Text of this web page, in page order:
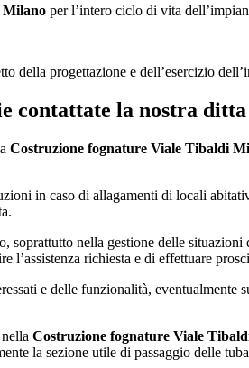
Milano per l’intero ciclo di vita
della progettazione e dell’esercizio
la nostra
Costruzione fognature Viale Tibaldi
in caso di allagamenti di locali
nella gestione delle
l’assistenza richiesta e di effettuare
e delle funzionalità, eventualmente
Costruzione fognature Viale
la sezione utile di passaggio delle